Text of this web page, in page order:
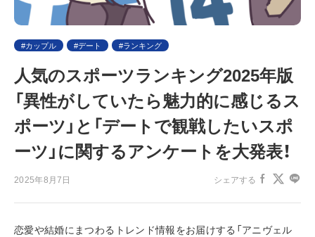
カップル デート ランキング
人気のスポーツランキング2025年版
「異性がしていたら魅力的に感じるス
ポーツ」と「デートで観戦したいスポ
ーツ」に関するアンケートを大発表！
2025年8月7日 シェアする
恋愛や結婚にまつわるトレンド情報をお届けする「アニヴェル